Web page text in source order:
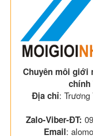
Chuyên môi giới
chính
Địa chỉ: Trương
Zalo-Viber-ĐT:
Email: